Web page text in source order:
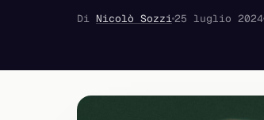
Di Nicolò Sozzi25 luglio 2024